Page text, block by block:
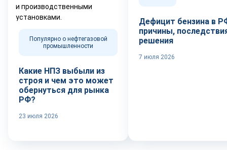
Популярно о нефтегазовой
промышленности
Какие НПЗ выбыли из
строя и чем это может
обернуться для рынка
РФ?
23 июля 2026
Дефицит бензина в
причины,
решения
7 июля 2026